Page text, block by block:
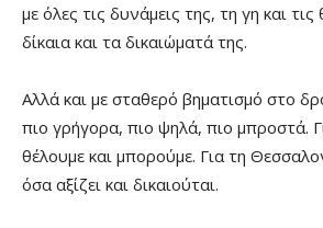
με όλες τις δυνάμεις της, τη γη και
δίκαια και τα δικαιώματά της.
Αλλά και με σταθερό βηματισμό στο
πιο γρήγορα, πιο ψηλά, πιο μπροστά.
θέλουμε και μπορούμε. Για τη
όσα αξίζει και δικαιούται.